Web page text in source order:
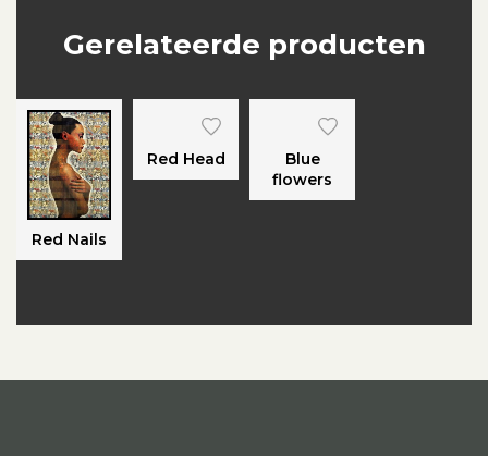
Gerelateerde producten
Red Nails
Red Head
Blue
flowers